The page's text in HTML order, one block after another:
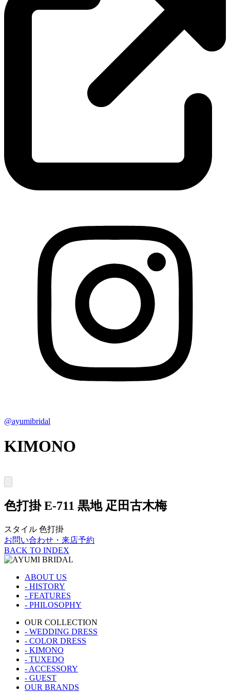
@ayumibridal
KIMONO
色打掛 E-711 黒地 疋田古木梅
スタイル 色打掛
お問い合わせ・来店予約
BACK TO INDEX
ABOUT US
- HISTORY
- FEATURES
- PHILOSOPHY
OUR COLLECTION
- WEDDING DRESS
- COLOR DRESS
- KIMONO
- TUXEDO
- ACCESSORY
- GUEST
OUR BRANDS